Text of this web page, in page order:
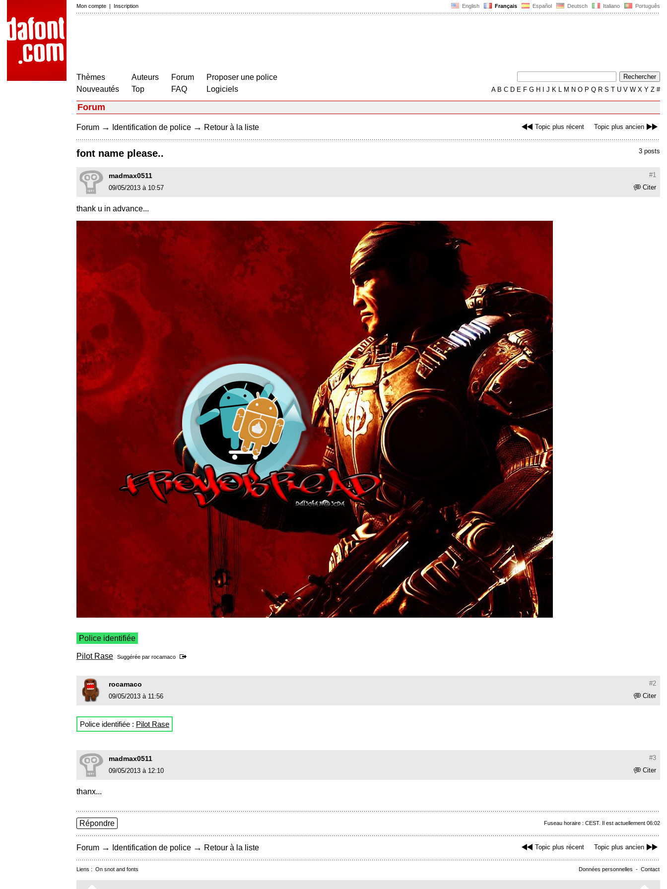
English Français Español Deutsch Italiano Português
Mon compte | Inscription
Thèmes
Nouveautés
Auteurs
Top
Forum
FAQ
Proposer une police
Logiciels
AB C D E F G H J K L M N O P Q R S T U V W X Y Z #
Forum
Topic plus récent Topic plus ancien
Forum → Identification de police → Retour à la liste
3 posts
font name please..
#1
madmax0511
Citer
09/05/2013 à 10:57
thank u in advance...
Police identifiée
Pilot Rase Suggérée par rocamaco
#2
rocamaco
Citer
09/05/2013 à 11:56
Police identifiée : Pilot Rase
#3
madmax0511
Citer
09/05/2013 à 12:10
thanx...
Fuseau horaire : CEST. Il est actuellement 06:02
Répondre
Topic plus récent Topic plus ancien
Forum → Identification de police → Retour à la liste
Données personnelles - Contact
Liens : On snot and fonts